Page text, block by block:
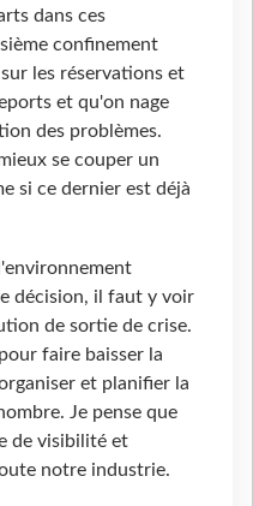
dans ces
confinement
les réservations et
et qu'on nage
des problèmes.
se couper un
si ce dernier est déjà
décision, il faut y voir
de sortie de crise.
faire baisser la
et planifier la
Je pense que
de visibilité et
notre industrie.